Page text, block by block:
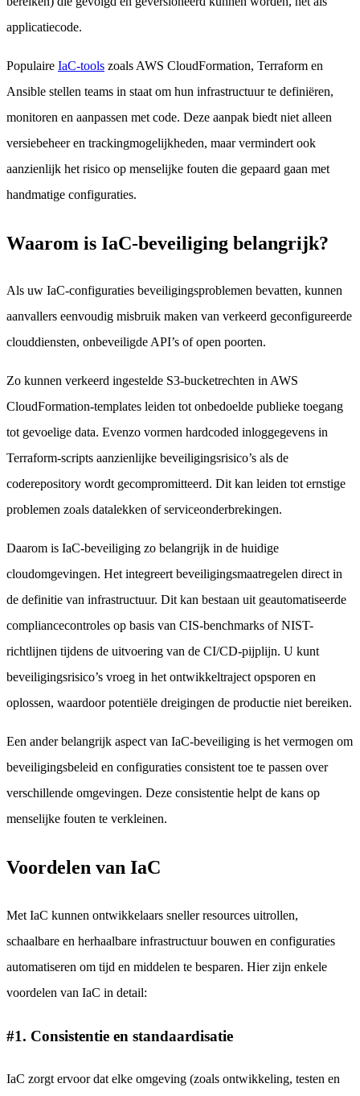
applicatiecode.
Populaire IaC-tools zoals AWS CloudFormation, Terraform en
Ansible stellen teams in staat om hun infrastructuur te definiëren,
monitoren en aanpassen met code. Deze aanpak biedt niet alleen
versiebeheer en trackingmogelijkheden, maar vermindert ook
aanzienlijk het risico op menselijke fouten die gepaard gaan met
handmatige configuraties.
Waarom is IaC-beveiliging belangrijk?
Als uw IaC-configuraties beveiligingsproblemen bevatten, kunnen
aanvallers eenvoudig misbruik maken van verkeerd geconfigureerde
clouddiensten, onbeveiligde API’s of open poorten.
Zo kunnen verkeerd ingestelde S3-bucketrechten in AWS
CloudFormation-templates leiden tot onbedoelde publieke toegang
tot gevoelige data. Evenzo vormen hardcoded inloggegevens in
Terraform-scripts aanzienlijke beveiligingsrisico’s als de
coderepository wordt gecompromitteerd. Dit kan leiden tot ernstige
problemen zoals datalekken of serviceonderbrekingen.
Daarom is IaC-beveiliging zo belangrijk in de huidige
cloudomgevingen. Het integreert beveiligingsmaatregelen direct in
de definitie van infrastructuur. Dit kan bestaan uit geautomatiseerde
compliancecontroles op basis van CIS-benchmarks of NIST-
richtlijnen tijdens de uitvoering van de CI/CD-pijplijn. U kunt
beveiligingsrisico’s vroeg in het ontwikkeltraject opsporen en
oplossen, waardoor potentiële dreigingen de productie niet bereiken.
Een ander belangrijk aspect van IaC-beveiliging is het vermogen om
beveiligingsbeleid en configuraties consistent toe te passen over
verschillende omgevingen. Deze consistentie helpt de kans op
menselijke fouten te verkleinen.
Voordelen van IaC
Met IaC kunnen ontwikkelaars sneller resources uitrollen,
schaalbare en herhaalbare infrastructuur bouwen en configuraties
automatiseren om tijd en middelen te besparen. Hier zijn enkele
voordelen van IaC in detail:
#1. Consistentie en standaardisatie
IaC zorgt ervoor dat elke omgeving (zoals ontwikkeling, testen en